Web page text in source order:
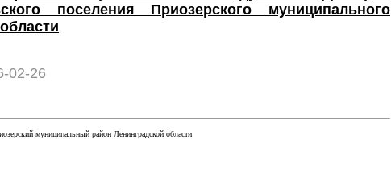
поселения Приозерского муниципального
02-26
муниципальный район Ленинградской области